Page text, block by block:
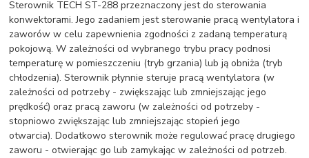
Sterownik TECH ST-288 przeznaczony jest do sterowania
konwektorami. Jego zadaniem jest sterowanie pracą wentylatora i
zaworów w celu zapewnienia zgodności z zadaną temperaturą
pokojową. W zależności od wybranego trybu pracy podnosi
temperaturę w pomieszczeniu (tryb grzania) lub ją obniża (tryb
chłodzenia). Sterownik płynnie steruje pracą wentylatora (w
zależności od potrzeby - zwiększając lub zmniejszając jego
prędkość) oraz pracą zaworu (w zależności od potrzeby -
stopniowo zwiększając lub zmniejszając stopień jego
otwarcia). Dodatkowo sterownik może regulować pracę drugiego
zaworu - otwierając go lub zamykając w zależności od potrzeb.